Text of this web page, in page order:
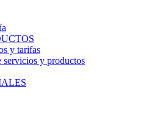
y tarifas
servicios y productos